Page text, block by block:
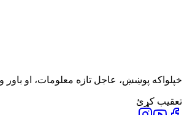
خپلواکه پوښښ، عاجل تازه معلومات، او باور
تعقیب کړئ